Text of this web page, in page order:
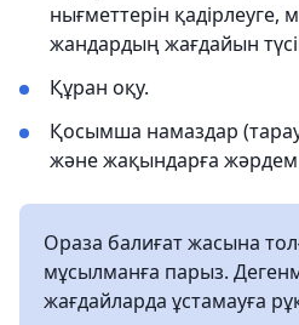
нығметтерін
жандардың жағдайын
Құран оқу.
Қосымша намаздар
және жақындарға жәрдем
Ораза балиғат жасына
мұсылманға парыз.
жағдайларда ұстамауға